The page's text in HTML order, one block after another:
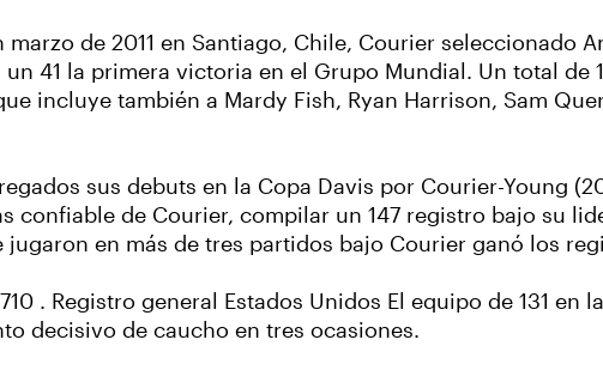
de 2011 en Santiago, Chile, Courier seleccionado
41 la primera victoria en el Grupo Mundial. Un total de
incluye también a Mardy Fish, Ryan Harrison, Sam
sus debuts en la Copa Davis por Courier-Young
confiable de Courier, compilar un 147 registro bajo su
en más de tres partidos bajo Courier ganó los
. Registro general Estados Unidos El equipo de 131 en
decisivo de caucho en tres ocasiones.